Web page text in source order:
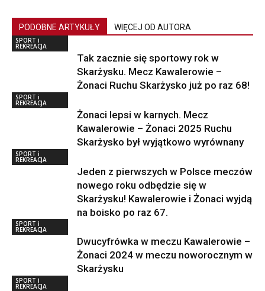
PODOBNE ARTYKUŁY WIĘCEJ OD AUTORA
SPORT i
REKREACJA
Tak zacznie się sportowy rok w
Skarżysku. Mecz Kawalerowie –
Żonaci Ruchu Skarżysko już po raz 68!
SPORT i
REKREACJA
Żonaci lepsi w karnych. Mecz
Kawalerowie – Żonaci 2025 Ruchu
Skarżysko był wyjątkowo wyrównany
SPORT i
REKREACJA
Jeden z pierwszych w Polsce meczów
nowego roku odbędzie się w
Skarżysku! Kawalerowie i Żonaci wyjdą
na boisko po raz 67.
SPORT i
REKREACJA
Dwucyfrówka w meczu Kawalerowie –
Żonaci 2024 w meczu noworocznym w
Skarżysku
SPORT i
REKREACJA